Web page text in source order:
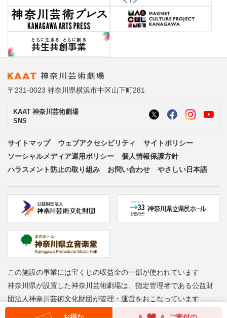
〒231-0023 神奈川県横浜市中区山下町281
KAAT 神奈川芸術劇場
SNS
サイトマップ ウェブアクセシビリティ
サイトポリシー
ソーシャルメディア運用ポリシー
個人情報保護方針
ハラスメント防止の取り組み
お問い合わせ やさしい日本語
この施設の事業には宝くじの収益金の一部が使われています
神奈川県が設置した神奈川芸術劇場は、指定管理者である公益財
団法人神奈川芸術文化財団が管理・運営をおこなっています